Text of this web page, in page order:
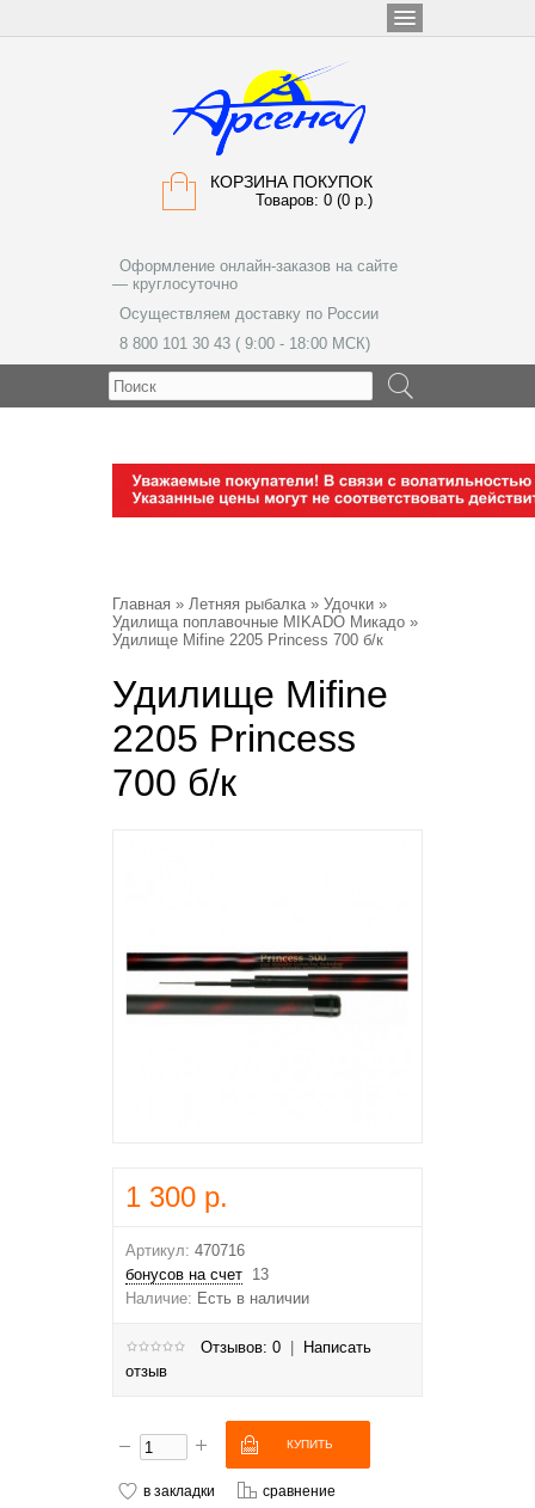
КОРЗИНА ПОКУПОК
Товаров: 0 (0 р.)
Оформление онлайн-заказов на сайте
— круглосуточно
Осуществляем доставку по России
8 800 101 30 43 ( 9:00 - 18:00 МСК)
Главная » Летняя рыбалка» Удочки »
Удилища поплавочные MIKADO Микадо »
Удилище Mifine 2205 Princess 700 б/к
Удилище Mifine
2205 Princess
700 б/к
1 300 р.
Артикул: 470716
бонусов на счет 13
Наличие: Есть в наличии
Отзывов: 0
Написать
отзыв
в закладки сравнение